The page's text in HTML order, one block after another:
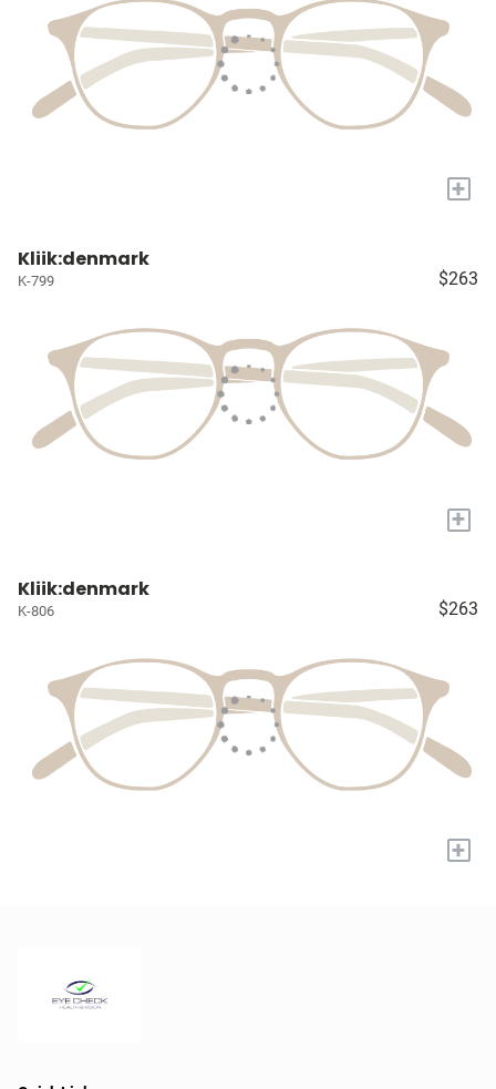
+
Kliik:denmark
K-799 $263
+
Kliik:denmark
K-806 $263
+